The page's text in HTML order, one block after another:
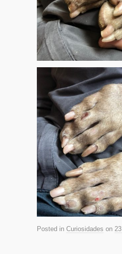
Posted in Curiosidades on